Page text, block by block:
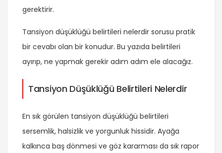
gerektirir.
Tansiyon düşüklüğü belirtileri nelerdir sorusu pratik
bir cevabı olan bir konudur. Bu yazıda belirtileri
ayırıp, ne yapmak gerekir adım adım ele alacağız.
Tansiyon Düşüklüğü Belirtileri Nelerdir
En sık görülen tansiyon düşüklüğü belirtileri
sersemlik, halsizlik ve yorgunluk hissidir. Ayağa
kalkınca baş dönmesi ve göz kararması da sık rapor